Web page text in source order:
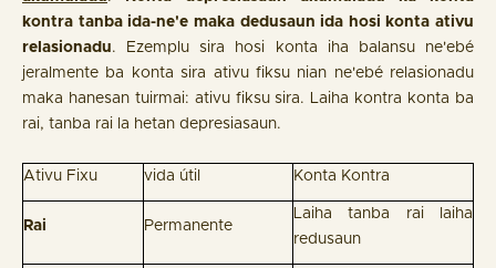
kontra tanba ida-ne'e maka dedusaun ida hosi konta ativu
relasionadu. Ezemplu sira hosi konta iha balansu ne'ebé
jeralmente ba konta sira ativu fiksu nian ne'ebé relasionadu
maka hanesan tuirmai: ativu fiksu sira. Laiha kontra konta ba
rai, tanba rai la hetan depresiasaun.
Ativu Fixu vida útil Konta Kontra
Rai Permanente
Laiha tanba rai laiha
redusaun